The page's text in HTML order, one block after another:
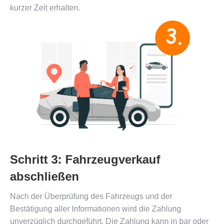
kurzer Zeit erhalten.
Schritt 3: Fahrzeugverkauf
abschließen
Nach der Überprüfung des Fahrzeugs und der
Bestätigung aller Informationen wird die Zahlung
unverzüglich durchgeführt. Die Zahlung kann in bar oder